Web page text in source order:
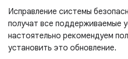
Исправление системы
получат все поддерживаемые
настоятельно рекомендуем
установить это обновление.